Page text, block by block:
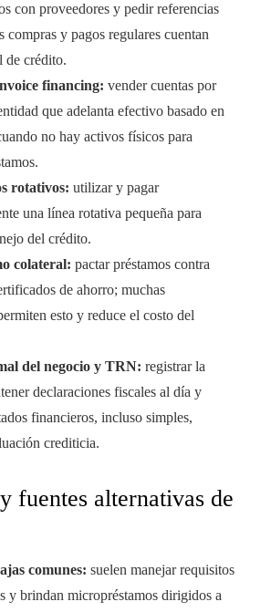
con proveedores y pedir referencias
compras y pagos regulares cuentan
de crédito.
financing: vender cuentas por
que adelanta efectivo basado en
no hay activos físicos para
rotativos: utilizar y pagar
una línea rotativa pequeña para
del crédito.
colateral: pactar préstamos contra
de ahorro; muchas
esto y reduce el costo del
del negocio y TRN: registrar la
declaraciones fiscales al día y
financieros, incluso simples,
crediticia.
fuentes alternativas de
comunes: suelen manejar requisitos
y brindan micropréstamos dirigidos a